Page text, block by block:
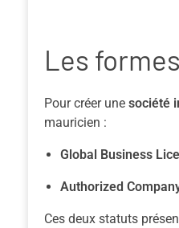
Les
Pour créer une société
mauricien :
Global Business
Authorized
Ces deux statuts